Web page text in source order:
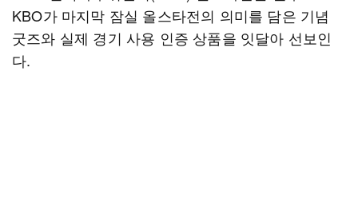
KBO가 마지막 잠실 올스타전의 의미를 담은 기념
굿즈와 실제 경기 사용 인증 상품을 잇달아 선보인
다.